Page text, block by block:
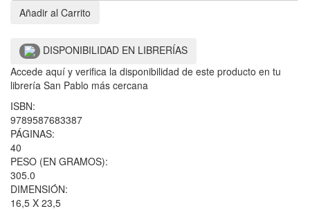
Añadir al Carrito
DISPONIBILIDAD EN LIBRERÍAS
Accede aquí y verifica la disponibilidad de este producto en tu
librería San Pablo más cercana
ISBN:
9789587683387
PÁGINAS:
40
PESO (EN GRAMOS):
305.0
DIMENSIÓN:
16,5 X 23,5